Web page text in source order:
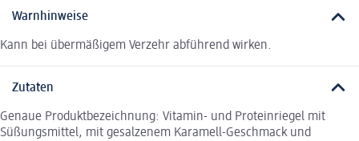
Warnhinweise
Kann bei übermäßigem Verzehr abführend wirken.
Zutaten
Genaue Produktbezeichnung: Vitamin- und Proteinriegel mit
Süßungsmittel, mit gesalzenem Karamell-Geschmack und